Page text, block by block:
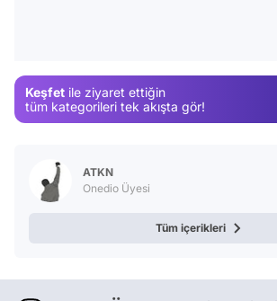
Keşfet ile ziyaret ettiğin
tüm kategorileri tek akışta gör!
ATKN
Onedio Üyesi
Tüm içerikleri